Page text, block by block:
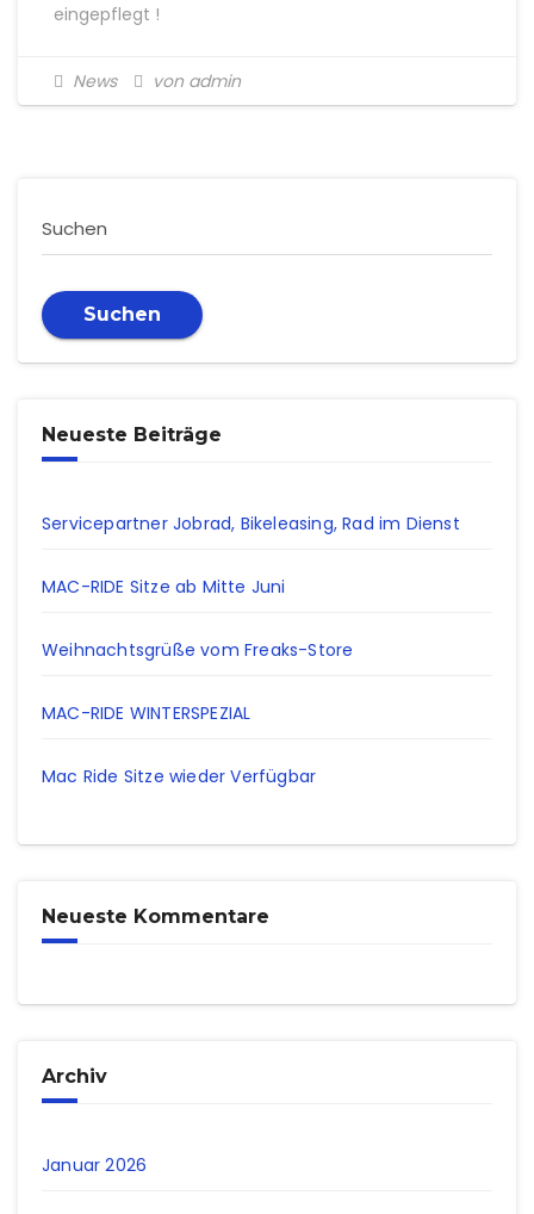
eingepflegt !
News von admin
Suchen
Suchen
Neueste Beiträge
Servicepartner Jobrad, Bikeleasing, Rad im Dienst
MAC-RIDE Sitze ab Mitte Juni
Weihnachtsgrüße vom Freaks-Store
MAC-RIDE WINTERSPEZIAL
Mac Ride Sitze wieder Verfügbar
Neueste Kommentare
Archiv
Januar 2026